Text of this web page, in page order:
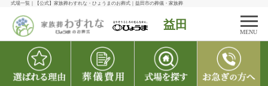
式場一覧｜【公式】家族葬わすれな・ひょうまのお葬式｜益田市の葬儀・家族葬
益田
MENU